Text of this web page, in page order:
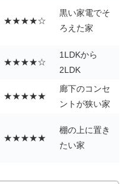
★★★★☆
黒い家電でそ
ろえた家
★★★★☆
1LDKから
2LDK
★★★★★
廊下のコンセ
ントが狭い家
★★★★★
棚の上に置き
たい家